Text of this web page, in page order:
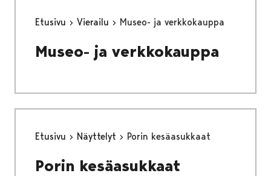
Etusivu Vierailu Museo- ja verkkokauppa
Museo- ja verkkokauppa
Etusivu Näyttelyt Porin kesäasukkaat
Porin kesäasukkaat